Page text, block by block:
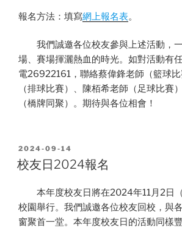
報名方法：填寫網上報名表。
我們誠邀各位校友參與上述活動，
場、賽場揮灑熱血的時光。如對活動有
電26922161，聯絡蔡偉鋒老師（籃球
（排球比賽）、陳栢希老師（足球比賽
（橋牌同聚）。期待與各位相會！
POSTED
ON
2024-09-14
校友日2024報名
本年度校友日將在2024年11月2日
校園舉行。我們誠邀各位校友回校，與
窗聚首一堂。本年度校友日的活動同樣